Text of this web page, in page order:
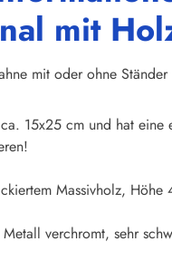
mit
mit oder ohne Ständer
15x25 cm und hat
Massivholz, Höhe
Metall verchromt, sehr